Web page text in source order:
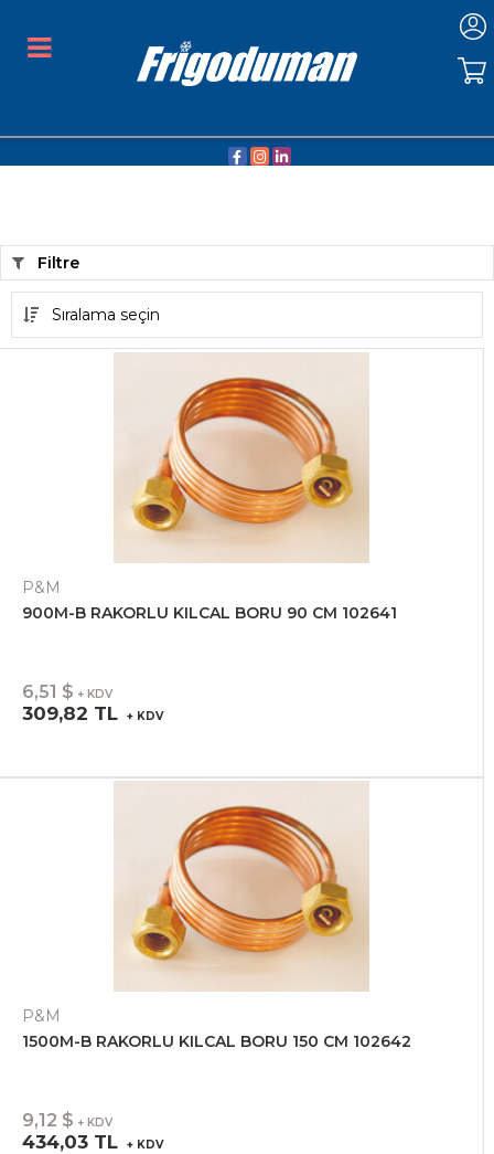
Filtre
Sıralama seçin
P&M
900M-B RAKORLU KILCAL BORU 90 CM 102641
309,82 TL + KDV
6,51 $ + KDV
P&M
1500M-B RAKORLU KILCAL BORU 150 CM 102642
434,03 TL + KDV
9,12 $ + KDV